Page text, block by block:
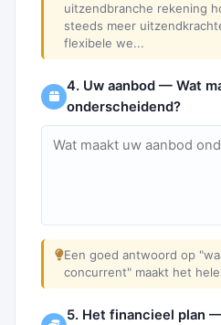
uitzendbranche rekening
steeds meer
flexibele we...
4. Uw aanbod — Wat
onderscheidend?
Een goed antwoord op
concurrent" maakt het
5. Het financieel plan